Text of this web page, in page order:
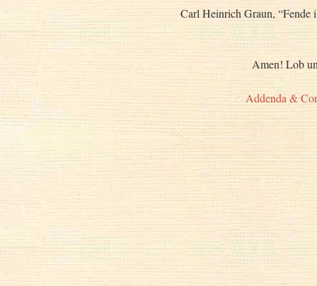
Carl Heinrich Graun,
Amen! Lob
Addenda &